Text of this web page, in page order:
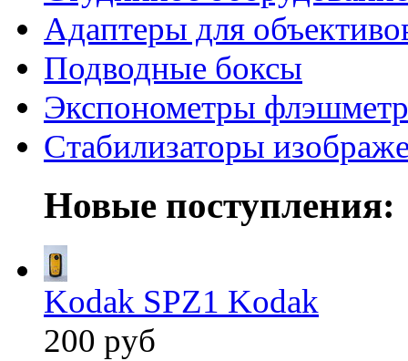
Адаптеры для
Подводные боксы
Экспонометры
Стабилизаторы
Новые поступления:
Kodak SPZ1 Kodak
200 руб